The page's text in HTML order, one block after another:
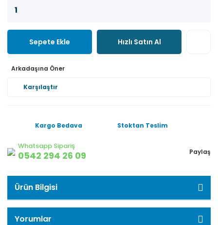
Sepete Ekle Hızlı Satın Al
Arkadaşına Öner
Karşılaştır
Kargo Bedava Stoktan Teslim
Whatsapp Sipariş
0542 294 26 09 Paylaş
Ürün Bilgisi
Yorumlar